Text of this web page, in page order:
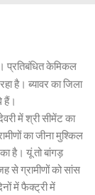
प्रतिबंधित केमिकल
है। ब्यावर का जिला
हैं।
में श्री सीमेंट का
का जीना मुश्किल
है। यूं तो बांगड़
से ग्रामीणों को सांस
में फैक्ट्री में